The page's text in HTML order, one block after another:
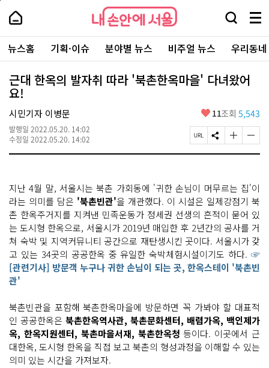
본
로
가
내
손
안
에
서
울
-
서
울
시
대
표
소
통
포
내
손
에
울
검
창
열
기
메
뉴
전
체
보
주
요
서
뉴스홈 기획·이슈 분야별 뉴스 비주얼 뉴스 우리동
근대 한옥의 발자취 따라 '북촌한옥마을' 다녀왔어
요!
시민기자 이병문
발행일 2022.05.20. 14:02
수정일 2022.05.20. 14:02
좋
요
11조회 5,543
페
이
R
L
복
사
S
N
하
기
글
자
게
변
경
하
기
글
자
작
게
변
경
하
기
지난 4월 말, 서울시는 북촌 가회동에 '귀한 손님이 머무르는 집'이
라는 의미를 담은 '북촌빈관'을 개관했다. 이 시설은 일제강점기 북
촌 한옥주거지를 지켜낸 민족운동가 정세권 선생의 흔적이 묻어 있
는 도시형 한옥으로, 서울시가 2019년 매입한 후 2년간의 공사를 거
쳐 숙박 및 지역커뮤니티 공간으로 재탄생시킨 곳이다. 서울시가 갖
고 있는 34곳의 공공한옥 중 유일한 숙박체험시설이기도 하다. ☞
[관련기사] 방문객 누구나 귀한 손님이 되는 곳, 한옥스테이 '북촌빈
관'
북촌빈관을 포함해 북촌한옥마을에 방문하면 꼭 가봐야 할 대표적
인 공공한옥은 북촌한옥역사관, 북촌문화센터, 배렴가옥, 백인제가
옥, 한옥지원센터, 북촌마을서재, 북촌한옥청 등이다. 이곳에서 근
대한옥, 도시형 한옥을 직접 보고 북촌의 형성과정을 이해할 수 있는
의미 있는 시간을 가져보자.
페
상
단
로